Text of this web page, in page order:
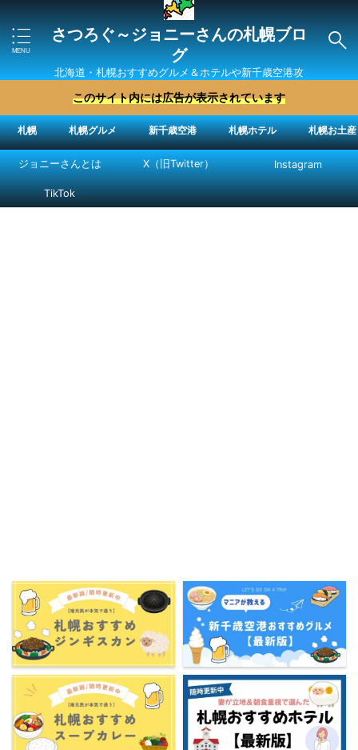
さつろぐ～ジョニーさんの札幌ブロ
グ
北海道・札幌おすすめグルメ＆ホテルや新千歳空港攻
略法を紹介 ″ジョニーさん“で検索
このサイト内には広告が表示されています
札幌 札幌グルメ 新千歳空港 札幌ホテル 札幌お土産
ジョニーさんとは X（旧Twitter） Instagram
TikTok